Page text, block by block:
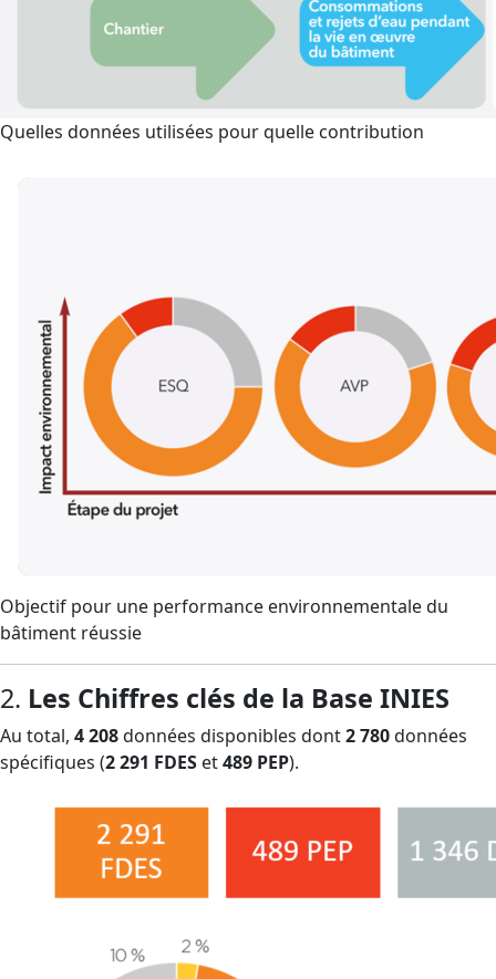
Quelles données utilisées pour quelle contribution
Objectif pour une performance environnementale du
bâtiment réussie
2. Les Chiffres clés de la Base INIES
Au total, 4 208données disponibles dont2 780données
spécifiques (2 291 FDES et489 PEP).